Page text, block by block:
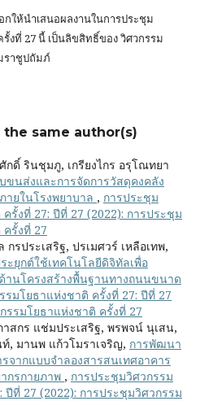
ให้นำเสนอผลงานในการประชุม
งที่ 27 นี้ เป็นลิขสิทธิ์ของวิศวกรรม
ราชูปถัมภ์
same author(s)
ดิ์ รินชุมภู, เกรียงไกร อรุโณทยา
ขนส่งและการจัดการวัสดุคงคลัง
ยในโรงพยาบาล , การประชุม
รั้งที่ 27: ปีที่ 27 (2022): การประชุม
รั้งที่ 27
รประเสริฐ, ปรเมศวร์ เหลือเทพ,
ะยุกต์ใช้เทคโนโลยีดิจิทัลเพื่อ
านโครงสร้างพื้นฐานทางถนนขนาด
รมโยธาแห่งชาติ ครั้งที่ 27: ปีที่ 27
รรมโยธาแห่งชาติ ครั้งที่ 27
สกร แช่มประเสริฐ, พรพจน์ นุเสน,
, มานพ แก้วโมราเจริญ, การพัฒนา
จากแบบจำลองสารสนเทศอาคาร
กรกายภาพ , การประชุมวิศวกรรม
ปีที่ 27 (2022): การประชุมวิศวกรรม